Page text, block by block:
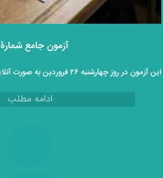
آزمون جامع شمارۀ ۱۱
ادامه مطلب